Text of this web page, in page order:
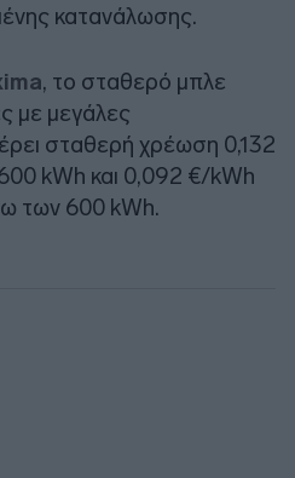
κατανάλωσης.
, το σταθερό μπλε
με μεγάλες
σταθερή χρέωση 0,132
kWh και 0,092 €/kWh
των 600 kWh.